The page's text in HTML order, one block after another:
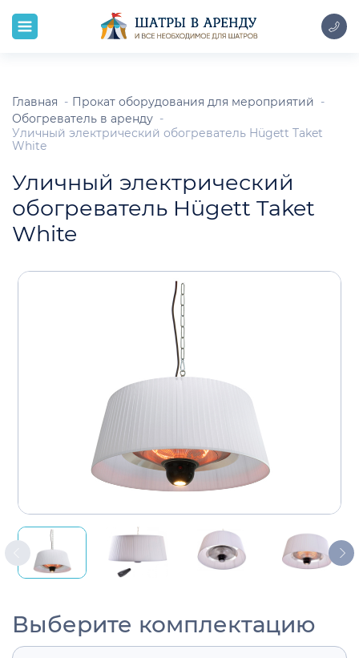
Главная
Прокат оборудования для мероприятий
Обогреватель в аренду
Уличный электрический обогреватель Hügett Taket
White
Уличный электрический
обогреватель Hügett Taket
White
Выберите комплектацию